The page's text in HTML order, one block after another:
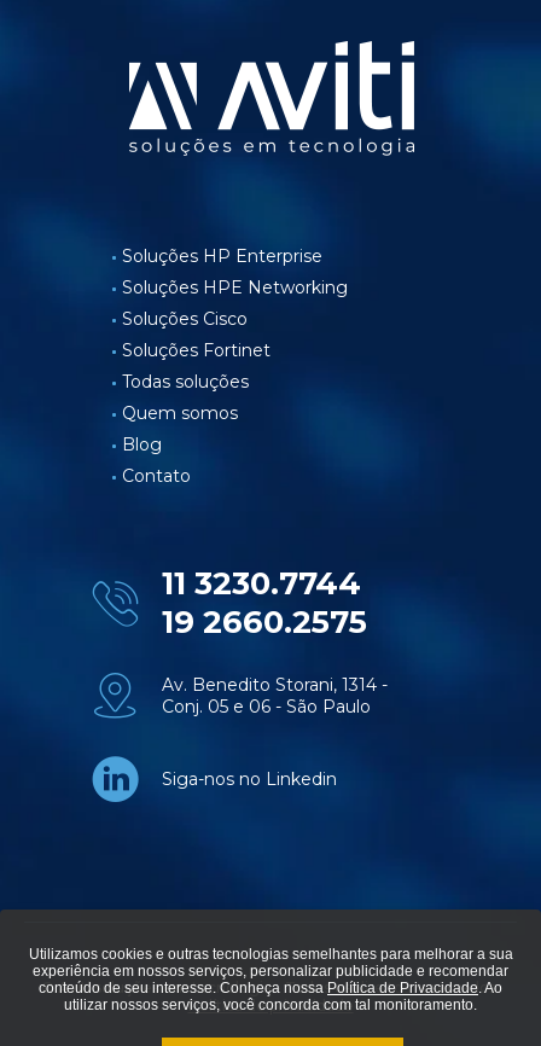
Soluções HP Enterprise
Soluções HPE Networking
Soluções Cisco
Soluções Fortinet
Todas soluções
Quem somos
Blog
Contato
11 3230.7744
19 2660.2575
Av. Benedito Storani, 1314 -
Conj. 05 e 06 - São Paulo
Siga-nos no Linkedin
© Aviti soluções em tecnologia - Todos os direitos reservados.
Política de privacidade
Utilizamos cookies e outras tecnologias semelhantes para melhorar a sua
experiência em nossos serviços, personalizar publicidade e recomendar
conteúdo de seu interesse. Conheça nossa Política de Privacidade. Ao
utilizar nossos serviços, você concorda com tal monitoramento.